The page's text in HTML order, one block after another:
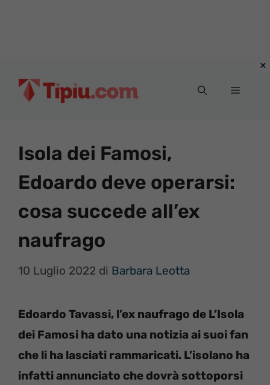
Menu
Isola dei Famosi,
Edoardo deve operarsi:
cosa succede all’ex
naufrago
10 Luglio 2022 di Barbara Leotta
Edoardo Tavassi, l’ex naufrago de L’Isola
dei Famosi ha dato una notizia ai suoi fan
che li ha lasciati rammaricati. L’isolano ha
infatti annunciato che dovrà sottoporsi